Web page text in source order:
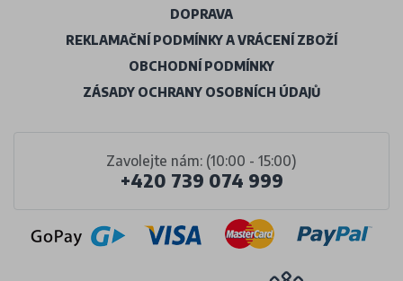
Zavolejte nám: (10:00 - 15:00)
+420 739 074 999
DOPRAVA
REKLAMAČNÍ PODMÍNKY A VRÁCENÍ ZBOŽÍ
OBCHODNÍ PODMÍNKY
ZÁSADY OCHRANY OSOBNÍCH ÚDAJŮ